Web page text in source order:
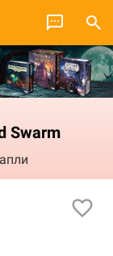
Swarm